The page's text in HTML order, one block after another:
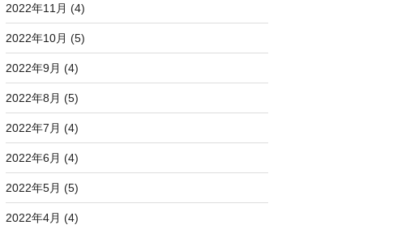
2022年11月 (4)
2022年10月 (5)
2022年9月 (4)
2022年8月 (5)
2022年7月 (4)
2022年6月 (4)
2022年5月 (5)
2022年4月 (4)